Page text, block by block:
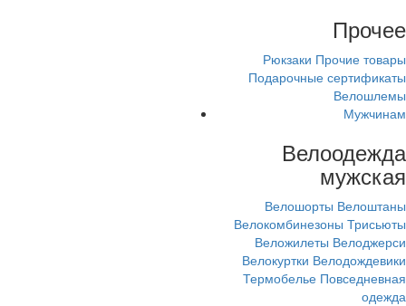
Прочее
Рюкзаки Прочие товары
Подарочные сертификаты
Велошлемы
Мужчинам
Велоодежда
мужская
Велошорты Велоштаны
Велокомбинезоны Трисьюты
Веложилеты Велоджерси
Велокуртки Велодождевики
Термобелье Повседневная
одежда